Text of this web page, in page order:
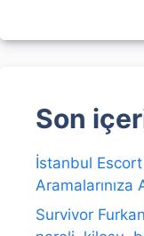
Son
İstanbul
Aramalarınıza
Survivor